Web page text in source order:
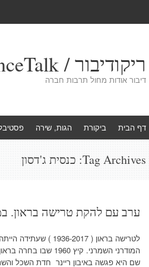
ריקודיבור / DanceTalk
דיבור אודות מחול תרבות חברה
דף הבית ביקורת הגות, שירה
Tag Archives: כנסית ג'דסון
ערב עם להקת טרישה בראון. במקום
לטרישה בראון (
המודרני השמרני.
שם היא פגשה באיבון ריינר חדת השכל